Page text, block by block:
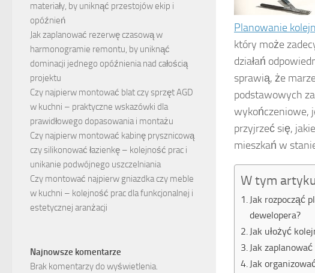
Planowanie
który może
działań
sprawią, że
podstawowych
wykończeniowe,
przyjrzeć się,
mieszkań w
W tym
Jak rozpocząć
dewelopera?
Jak ułożyć
Jak
Jak
materiały, by uniknąć przestojów ekip i
opóźnień
Jak zaplanować rezerwę czasową w
harmonogramie remontu, by uniknąć
dominacji jednego opóźnienia nad całością
projektu
Czy najpierw montować blat czy sprzęt AGD
w kuchni – praktyczne wskazówki dla
prawidłowego dopasowania i montażu
Czy najpierw montować kabinę prysznicową
czy silikonować łazienkę – kolejność prac i
unikanie podwójnego uszczelniania
Czy montować najpierw gniazdka czy meble
w kuchni – kolejność prac dla funkcjonalnej i
estetycznej aranżacji
Najnowsze komentarze
Brak komentarzy do wyświetlenia.